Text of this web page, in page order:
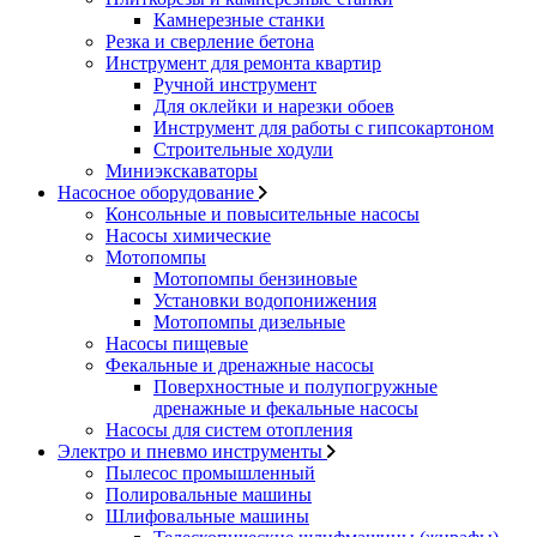
Камнерезные станки
Резка и сверление бетона
Инструмент для ремонта квартир
Ручной инструмент
Для оклейки и нарезки обоев
Инструмент для работы с гипсокартоном
Строительные ходули
Миниэкскаваторы
Насосное оборудование
Консольные и повысительные насосы
Насосы химические
Мотопомпы
Мотопомпы бензиновые
Установки водопонижения
Мотопомпы дизельные
Насосы пищевые
Фекальные и дренажные насосы
Поверхностные и полупогружные
дренажные и фекальные насосы
Насосы для систем отопления
Электро и пневмо инструменты
Пылесос промышленный
Полировальные машины
Шлифовальные машины